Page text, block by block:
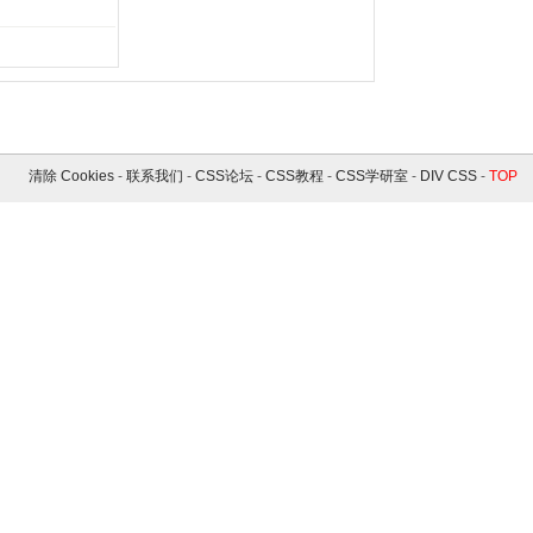
清除 Cookies- 联系我们 - CSS论坛- CSS教程 - CSS学研室- DIV CSS- TOP